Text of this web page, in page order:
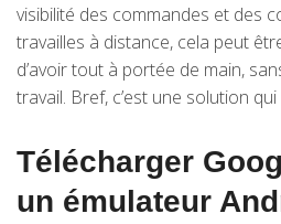
visibilité des commandes et des
travailles à distance, cela peut
d’avoir tout à portée de main,
travail. Bref, c’est une solution
Télécharger
un émulateur